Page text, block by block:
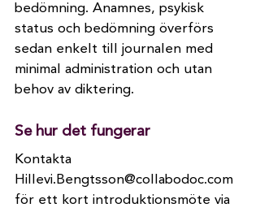
bedömning. Anamnes, psykisk
status och bedömning överförs
sedan enkelt till journalen med
minimal administration och utan
behov av diktering.
Se hur det fungerar
Kontakta
Hillevi.Bengtsson@collabodoc.com
för ett kort introduktionsmöte via